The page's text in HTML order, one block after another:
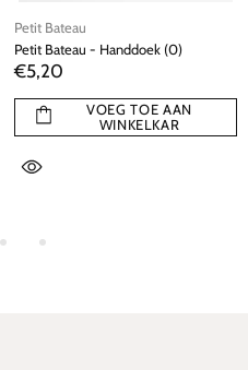
Petit Bateau
Petit Bateau - Handdoek (0)
€5,20
VOEG TOE AAN
WINKELKAR